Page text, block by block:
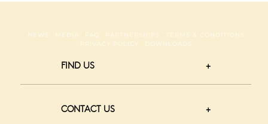
NEWS MEDIA FAQ PARTNERSHIPS
TERMS & CONDITIONS
PRIVACY POLICY
DOWNLOADS
FIND US
CONTACT US